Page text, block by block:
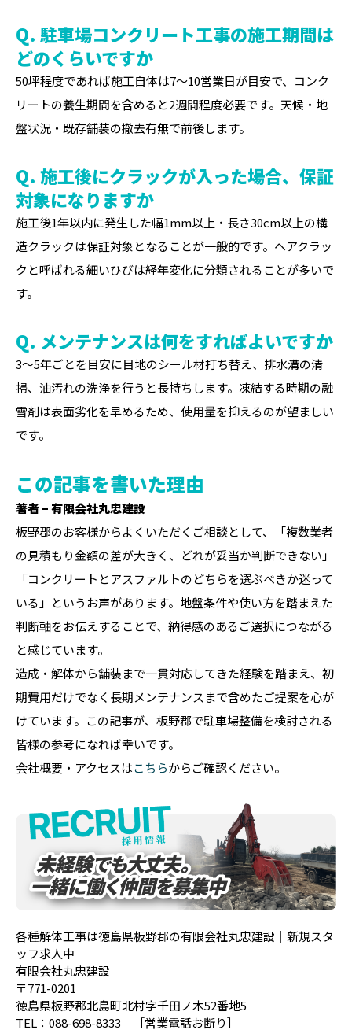
Q. 駐車場コンクリート工事の施工期間は
どのくらいですか
50坪程度であれば施工自体は7〜10営業日が目安で、コンク
リートの養生期間を含めると2週間程度必要です。天候・地
盤状況・既存舗装の撤去有無で前後します。
Q. 施工後にクラックが入った場合、保証
対象になりますか
施工後1年以内に発生した幅1mm以上・長さ30cm以上の構
造クラックは保証対象となることが一般的です。ヘアクラッ
クと呼ばれる細いひびは経年変化に分類されることが多いで
す。
Q. メンテナンスは何をすればよいですか
3〜5年ごとを目安に目地のシール材打ち替え、排水溝の清
掃、油汚れの洗浄を行うと長持ちします。凍結する時期の融
雪剤は表面劣化を早めるため、使用量を抑えるのが望ましい
です。
この記事を書いた理由
著者 – 有限会社丸忠建設
板野郡のお客様からよくいただくご相談として、「複数業者
の見積もり金額の差が大きく、どれが妥当か判断できない」
「コンクリートとアスファルトのどちらを選ぶべきか迷って
いる」というお声があります。地盤条件や使い方を踏まえた
判断軸をお伝えすることで、納得感のあるご選択につながる
と感じています。
造成・解体から舗装まで一貫対応してきた経験を踏まえ、初
期費用だけでなく長期メンテナンスまで含めたご提案を心が
けています。この記事が、板野郡で駐車場整備を検討される
皆様の参考になれば幸いです。
会社概要・アクセスはこちらからご確認ください。
各種解体工事は徳島県板野郡の有限会社丸忠建設｜新規スタ
ッフ求人中
有限会社丸忠建設
〒771-0201
徳島県板野郡北島町北村字千田ノ木52番地5
TEL：088-698-8333 ［営業電話お断り］